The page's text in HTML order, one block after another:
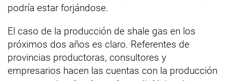
podría estar forjándose.
El caso de la producción de shale gas en los
próximos dos años es claro. Referentes de
provincias productoras, consultores y
empresarios hacen las cuentas con la producción